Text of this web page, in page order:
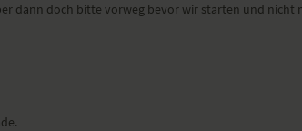
dann doch bitte vorweg bevor wir starten und